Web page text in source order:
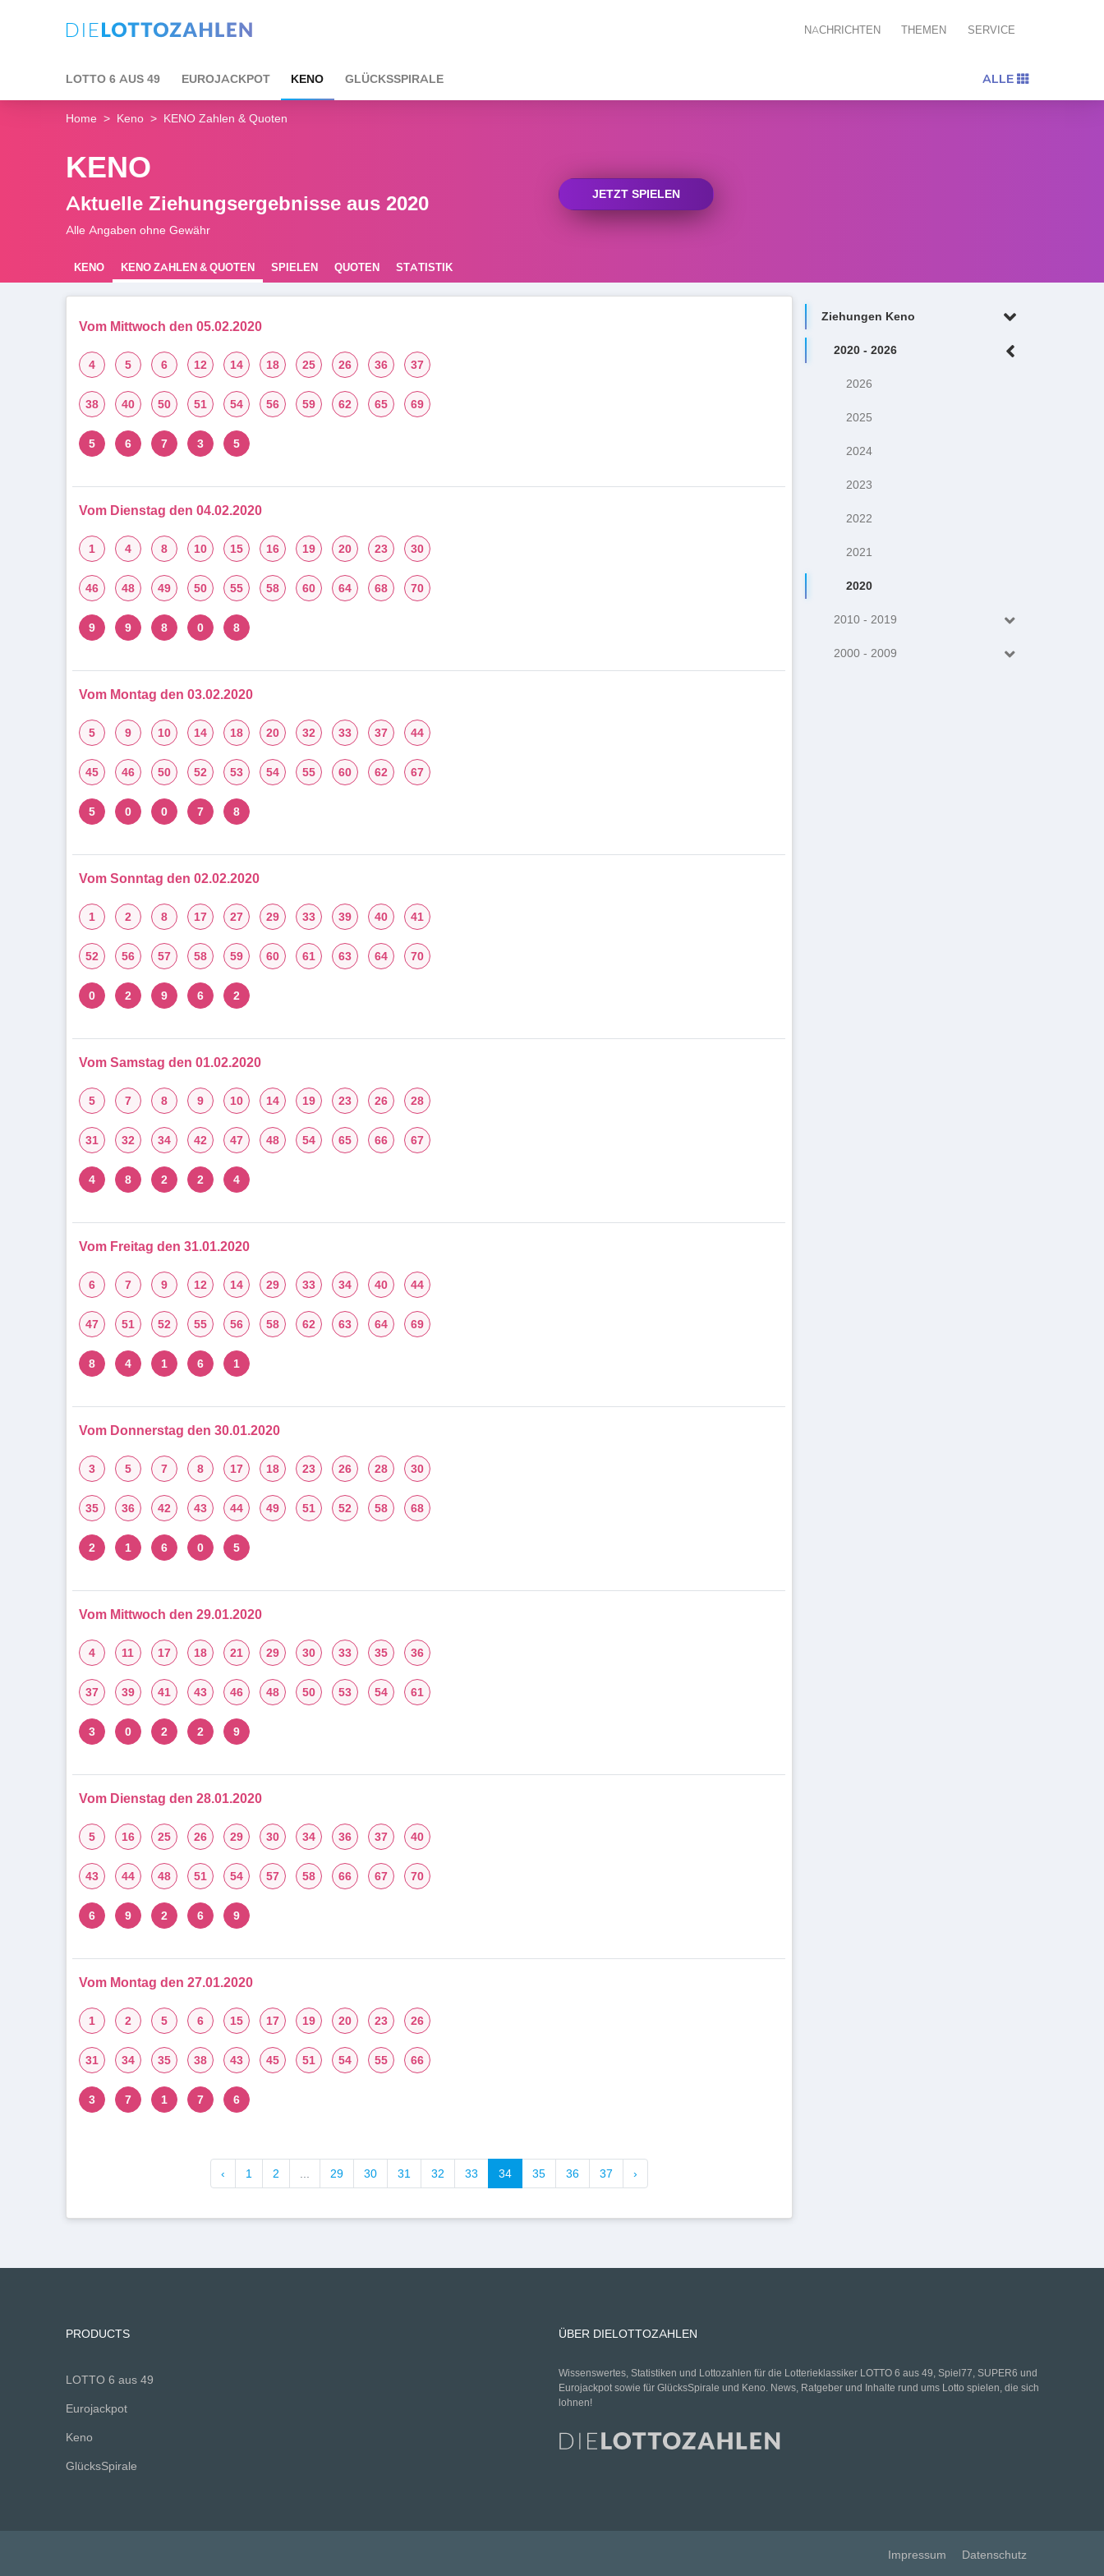
NACHRICHTEN THEMEN SERVICE
LOTTO 6 AUS 49 EUROJACKPOT KENO GLÜCKSSPIRALE ALLE
Home Keno KENO Zahlen & Quoten
KENO
Aktuelle Ziehungsergebnisse aus 2020
Alle Angaben ohne Gewähr
JETZT SPIELEN
KENO KENO ZAHLEN & QUOTEN SPIELEN QUOTEN STATISTIK
REGELN
Vom Mittwoch den 05.02.2020
4 5 6 12 14 18 25 26 36 37
38 40 50 51 54 56 59 62 65 69
5 6 7 3 5
Vom Dienstag den 04.02.2020
1 4 8 10 15 16 19 20 23 30
46 48 49 50 55 58 60 64 68 70
9 9 8 0 8
Vom Montag den 03.02.2020
5 9 10 14 18 20 32 33 37 44
45 46 50 52 53 54 55 60 62 67
5 0 0 7 8
Vom Sonntag den 02.02.2020
1 2 8 17 27 29 33 39 40 41
52 56 57 58 59 60 61 63 64 70
0 2 9 6 2
Vom Samstag den 01.02.2020
5 7 8 9 10 14 19 23 26 28
31 32 34 42 47 48 54 65 66 67
4 8 2 2 4
Vom Freitag den 31.01.2020
6 7 9 12 14 29 33 34 40 44
47 51 52 55 56 58 62 63 64 69
8 4 1 6 1
Vom Donnerstag den 30.01.2020
3 5 7 8 17 18 23 26 28 30
35 36 42 43 44 49 51 52 58 68
2 1 6 0 5
Vom Mittwoch den 29.01.2020
4 11 17 18 21 29 30 33 35 36
37 39 41 43 46 48 50 53 54 61
3 0 2 2 9
Vom Dienstag den 28.01.2020
5 16 25 26 29 30 34 36 37 40
43 44 48 51 54 57 58 66 67 70
6 9 2 6 9
Vom Montag den 27.01.2020
1 2 5 6 15 17 19 20 23 26
31 34 35 38 43 45 51 54 55 66
3 7 1 7 6
‹ 1 2 ... 29 30 31 32 33 34 35 36 37 ›
Ziehungen Keno
2020 - 2026
2026
2025
2024
2023
2022
2021
2020
2010 - 2019
2000 - 2009
PRODUCTS
LOTTO 6 aus 49
Eurojackpot
Keno
GlücksSpirale
ÜBER DIELOTTOZAHLEN
Wissenswertes, Statistiken und Lottozahlen für die Lotterieklassiker LOTTO 6 aus 49, Spiel77, SUPER6 und
Eurojackpot sowie für GlücksSpirale und Keno. News, Ratgeber und Inhalte rund ums Lotto spielen, die sich
lohnen!
Impressum Datenschutz